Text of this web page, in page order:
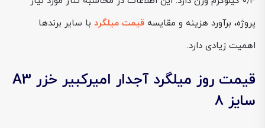
پروژه، برآورد هزینه و مقایسه قیمت میلگرد با سایر برندها
اهمیت زیادی دارد.
قیمت روز میلگرد آجدار امیرکبیر خزر A3
سایز 8